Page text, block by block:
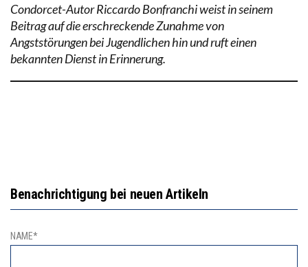
Condorcet-Autor Riccardo Bonfranchi weist in seinem
Beitrag auf die erschreckende Zunahme von
Angststörungen bei Jugendlichen hin und ruft einen
bekannten Dienst in Erinnerung.
Benachrichtigung bei neuen Artikeln
NAME*